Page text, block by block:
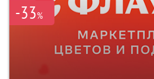
-33%